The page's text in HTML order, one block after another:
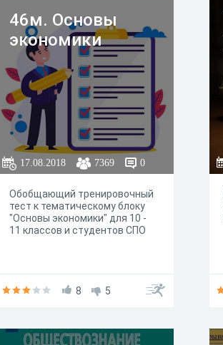
46м. Основы
экономики
17.08.2018 7369 0
Обобщающий тренировочный
тест к тематическому блоку
"Основы экономики" для 10 -
11 классов и студентов СПО
8 5